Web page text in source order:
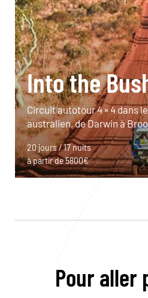
Into the
Circuit autotour 4 × 4 dans
australien, de Darwin à
20 jours / 17 nuits
à partir de 5800€
Pour aller